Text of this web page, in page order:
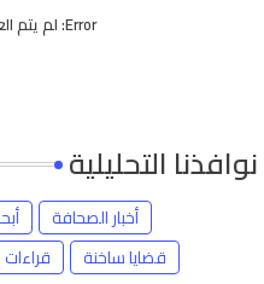
Error: لم يتم
نوافذنا التحليلية
أخبار الصحافة
قضايا ساخنة